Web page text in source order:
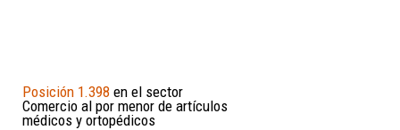
Posición 1.398 en el sector
Comercio al por menor de artículos
médicos y ortopédicos